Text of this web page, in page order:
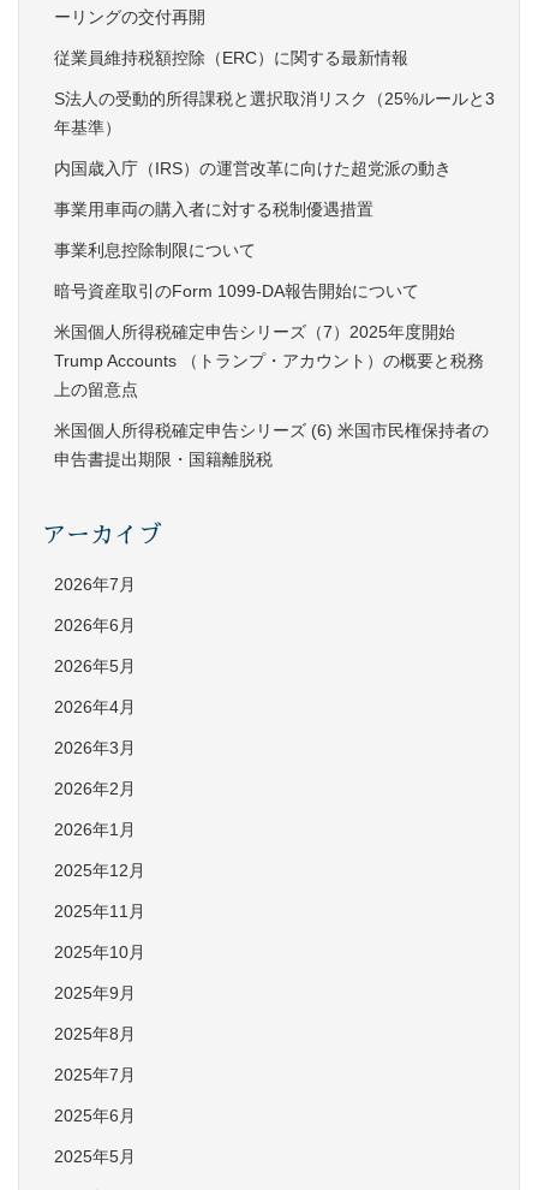
ーリングの交付再開
従業員維持税額控除（ERC）に関する最新情報
S法人の受動的所得課税と選択取消リスク（25%ルールと3
年基準）
内国歳入庁（IRS）の運営改革に向けた超党派の動き
事業用車両の購入者に対する税制優遇措置
事業利息控除制限について
暗号資産取引のForm 1099-DA報告開始について
米国個人所得税確定申告シリーズ（7）2025年度開始
Trump Accounts （トランプ・アカウント）の概要と税務
上の留意点
米国個人所得税確定申告シリーズ (6) 米国市民権保持者の
申告書提出期限・国籍離脱税
アーカイブ
2026年7月
2026年6月
2026年5月
2026年4月
2026年3月
2026年2月
2026年1月
2025年12月
2025年11月
2025年10月
2025年9月
2025年8月
2025年7月
2025年6月
2025年5月